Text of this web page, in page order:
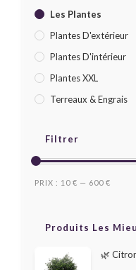
Les Plantes
Plantes D'extérieur
Plantes D'intérieur
Plantes XXL
Terreaux & Engrais
Filtrer
PRIX : 10 € — 600 €
Produits Les
🌿